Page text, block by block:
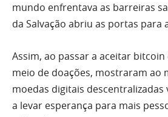
mundo enfrentava as barreiras
da Salvação abriu as portas para
Assim, ao passar a aceitar
meio de doações, mostraram ao
moedas digitais
a levar esperança para mais